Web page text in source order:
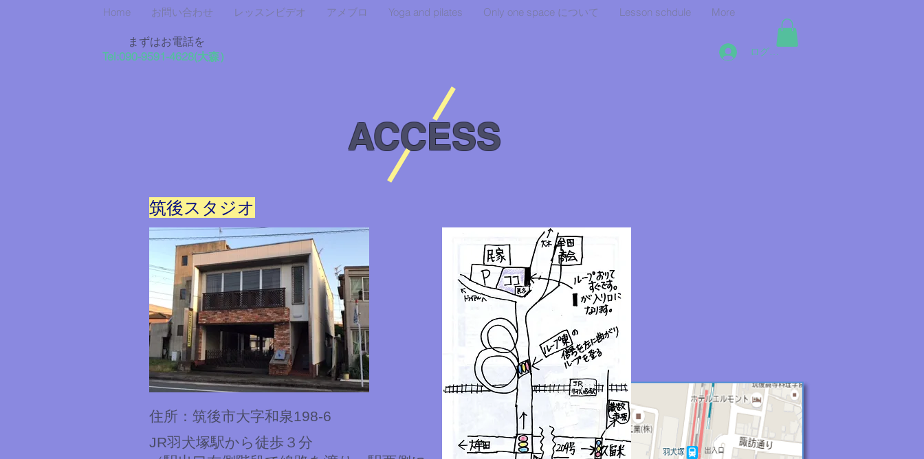
Home お問い合わせ レッスンビデオ アメブロ Yoga and pilates Only one space について Lesson schdule More
まずはお電話を
Tel:090-9591-4628​(大森） ログイン
​ACCESS
​筑後スタジオ
住所： 筑後市大字和泉198-6
JR羽犬塚駅から徒歩３分